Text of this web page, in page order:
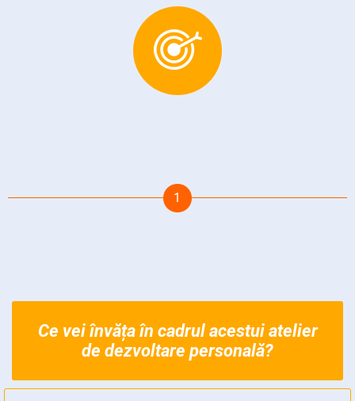
Ce vei învăța în cadrul acestui atelier
de dezvoltare personală?